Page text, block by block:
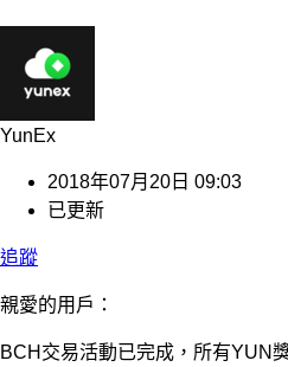
YunEx
2018年07月20日 09:03
已更新
追蹤
親愛的用戶：
BCH交易活動已完成，所有YUN